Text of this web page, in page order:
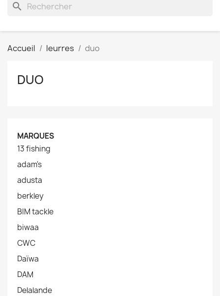
search
Accueil leurres duo
DUO
MARQUES
13 fishing
adam's
adusta
berkley
BIM tackle
biwaa
CWC
Daïwa
DAM
Delalande